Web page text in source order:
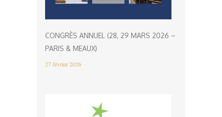
CONGRÈS ANNUEL (28, 29 MARS 2026 –
PARIS & MEAUX)
27 février 2026